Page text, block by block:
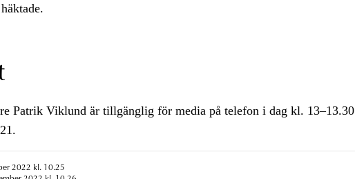
Patrik Viklund är tillgänglig för media på telefon i dag kl. 13–13.30
2022 kl. 10.25